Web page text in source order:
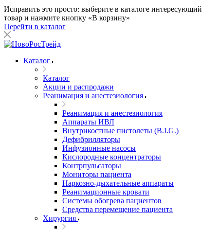
Исправить это просто: выберите в каталоге интересующий
товар и нажмите кнопку «В корзину»
Перейти в каталог
Каталог
Каталог
Акции и распродажи
Реанимация и анестезиология
Реанимация и анестезиология
Аппараты ИВЛ
Внутрикостные пистолеты (B.I.G.)
Дефибрилляторы
Инфузионные насосы
Кислородные концентраторы
Контрпульсаторы
Мониторы пациента
Наркозно-дыхательные аппараты
Реанимационные кровати
Системы обогрева пациентов
Средства перемещение пациента
Хирургия